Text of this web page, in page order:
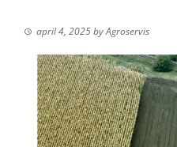
april 4, 2025byAgroservis